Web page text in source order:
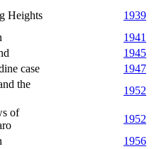
Heights
1939
1941
1945
case
1947
the
1952
of
1952
1956